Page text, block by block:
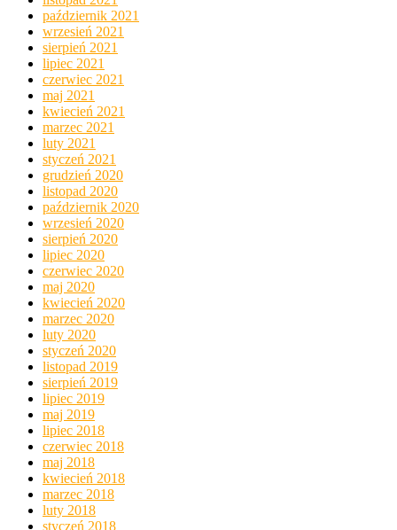
październik 2021
wrzesień 2021
sierpień 2021
lipiec 2021
czerwiec 2021
maj 2021
kwiecień 2021
marzec 2021
luty 2021
styczeń 2021
grudzień 2020
listopad 2020
październik 2020
wrzesień 2020
sierpień 2020
lipiec 2020
czerwiec 2020
maj 2020
kwiecień 2020
marzec 2020
luty 2020
styczeń 2020
listopad 2019
sierpień 2019
lipiec 2019
maj 2019
lipiec 2018
czerwiec 2018
maj 2018
kwiecień 2018
marzec 2018
luty 2018
styczeń 2018